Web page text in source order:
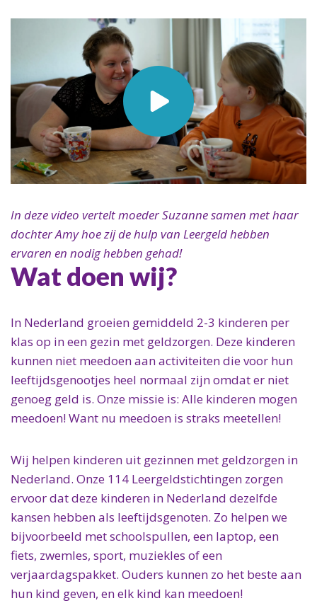
In deze video vertelt moeder Suzanne samen met haar
dochter Amy hoe zij de hulp van Leergeld hebben
ervaren en nodig hebben gehad!
Wat doen wij?
In Nederland groeien gemiddeld 2-3 kinderen per
klas op in een gezin met geldzorgen. Deze kinderen
kunnen niet meedoen aan activiteiten die voor hun
leeftijdsgenootjes heel normaal zijn omdat er niet
genoeg geld is. Onze missie is: Alle kinderen mogen
meedoen! Want nu meedoen is straks meetellen!
Wij helpen kinderen uit gezinnen met geldzorgen in
Nederland. Onze 114 Leergeldstichtingen zorgen
ervoor dat deze kinderen in Nederland dezelfde
kansen hebben als leeftijdsgenoten. Zo helpen we
bijvoorbeeld met schoolspullen, een laptop, een
fiets, zwemles, sport, muziekles of een
verjaardagspakket. Ouders kunnen zo het beste aan
hun kind geven, en elk kind kan meedoen!